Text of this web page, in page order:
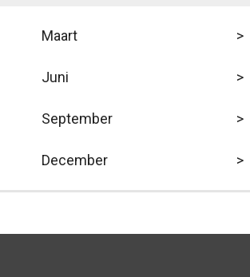
Maart >
Juni >
September >
December >